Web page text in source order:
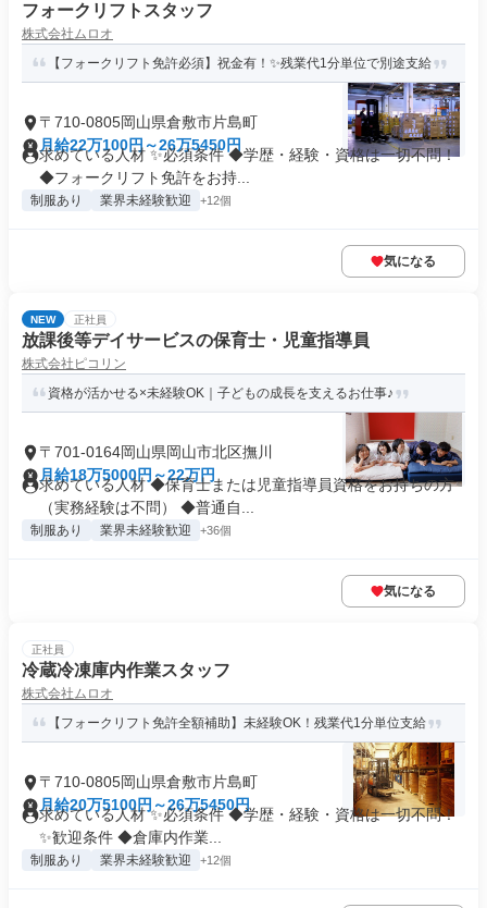
フォークリフトスタッフ
株式会社ムロオ
【フォークリフト免許必須】祝金有！✨残業代1分単位で別途支給
〒710-0805岡山県倉敷市片島町
月給22万100円～26万5450円
求めている人材 ✨必須条件 ◆学歴・経験・資格は一切不問！
◆フォークリフト免許をお持...
制服あり 業界未経験歓迎 +12個
気になる
NEW 正社員
放課後等デイサービスの保育士・児童指導員
株式会社ピコリン
資格が活かせる×未経験OK｜子どもの成長を支えるお仕事♪
〒701-0164岡山県岡山市北区撫川
月給18万5000円～22万円
求めている人材 ◆保育士または児童指導員資格をお持ちの方
（実務経験は不問） ◆普通自...
制服あり 業界未経験歓迎 +36個
気になる
正社員
冷蔵冷凍庫内作業スタッフ
株式会社ムロオ
【フォークリフト免許全額補助】未経験OK！残業代1分単位支給
〒710-0805岡山県倉敷市片島町
月給20万5100円～26万5450円
求めている人材 ✨必須条件 ◆学歴・経験・資格は一切不問！
✨歓迎条件 ◆倉庫内作業...
制服あり 業界未経験歓迎 +12個